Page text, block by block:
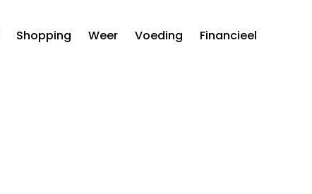
Shopping Weer Voeding Financieel